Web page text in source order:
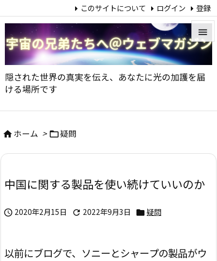
隠された世界の真実を伝え、あなたに光の加護を届
ける場所です


メニ


次へ
検索
このサイトについて ログイン 登録
ホーム > 疑問
中国に関する製品を使い続けていいのか
 2020年2月15日  2022年9月3日  疑問
以前にブログで、ソニーとシャープの製品がウ